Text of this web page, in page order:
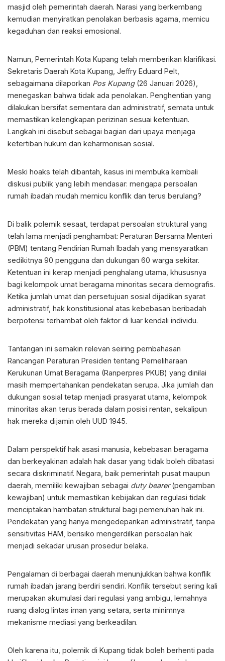
masjid oleh pemerintah daerah. Narasi yang berkembang
kemudian menyiratkan penolakan berbasis agama, memicu
kegaduhan dan reaksi emosional.
Namun, Pemerintah Kota Kupang telah memberikan klarifikasi.
Sekretaris Daerah Kota Kupang, Jeffry Eduard Pelt,
sebagaimana dilaporkan Pos Kupang(26 Januari 2026),
menegaskan bahwa tidak ada penolakan. Penghentian yang
dilakukan bersifat sementara dan administratif, semata untuk
memastikan kelengkapan perizinan sesuai ketentuan.
Langkah ini disebut sebagai bagian dari upaya menjaga
ketertiban hukum dan keharmonisan sosial.
Meski hoaks telah dibantah, kasus ini membuka kembali
diskusi publik yang lebih mendasar: mengapa persoalan
rumah ibadah mudah memicu konflik dan terus berulang?
Di balik polemik sesaat, terdapat persoalan struktural yang
telah lama menjadi penghambat: Peraturan Bersama Menteri
(PBM) tentang Pendirian Rumah Ibadah yang mensyaratkan
sedikitnya 90 pengguna dan dukungan 60 warga sekitar.
Ketentuan ini kerap menjadi penghalang utama, khususnya
bagi kelompok umat beragama minoritas secara demografis.
Ketika jumlah umat dan persetujuan sosial dijadikan syarat
administratif, hak konstitusional atas kebebasan beribadah
berpotensi terhambat oleh faktor di luar kendali individu.
Tantangan ini semakin relevan seiring pembahasan
Rancangan Peraturan Presiden tentang Pemeliharaan
Kerukunan Umat Beragama (Ranperpres PKUB) yang dinilai
masih mempertahankan pendekatan serupa. Jika jumlah dan
dukungan sosial tetap menjadi prasyarat utama, kelompok
minoritas akan terus berada dalam posisi rentan, sekalipun
hak mereka dijamin oleh UUD 1945.
Dalam perspektif hak asasi manusia, kebebasan beragama
dan berkeyakinan adalah hak dasar yang tidak boleh dibatasi
secara diskriminatif. Negara, baik pemerintah pusat maupun
daerah, memiliki kewajiban sebagai duty bearer(pengamban
kewajiban) untuk memastikan kebijakan dan regulasi tidak
menciptakan hambatan struktural bagi pemenuhan hak ini.
Pendekatan yang hanya mengedepankan administratif, tanpa
sensitivitas HAM, berisiko mengerdilkan persoalan hak
menjadi sekadar urusan prosedur belaka.
Pengalaman di berbagai daerah menunjukkan bahwa konflik
rumah ibadah jarang berdiri sendiri. Konflik tersebut sering kali
merupakan akumulasi dari regulasi yang ambigu, lemahnya
ruang dialog lintas iman yang setara, serta minimnya
mekanisme mediasi yang berkeadilan.
Oleh karena itu, polemik di Kupang tidak boleh berhenti pada